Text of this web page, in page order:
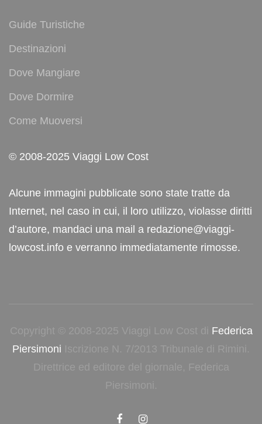
Guide Turistiche
Destinazioni
Dove Mangiare
Dove Dormire
Come Muoversi
© 2008-2025 Viaggi Low Cost
Alcune immagini pubblicate sono state tratte da
Internet, nel caso in cui, il loro utilizzo, violasse diritti
d’autore, mandaci una mail a redazione@viaggi-
lowcost.info e verranno immediatamente rimosse.
Copyright © 2008-2025 Viaggi Low Cost di Federica
Piersimoni Iscrizione N. 7/2013 Tribunale di Rimini.
Direttrice ed editore del giornale, Federica
Piersimoni.